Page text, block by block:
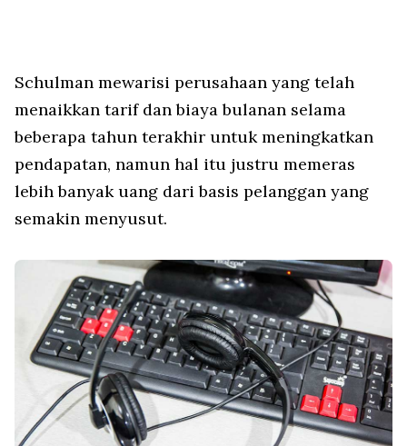
Schulman mewarisi perusahaan yang telah
menaikkan tarif dan biaya bulanan selama
beberapa tahun terakhir untuk meningkatkan
pendapatan, namun hal itu justru memeras
lebih banyak uang dari basis pelanggan yang
semakin menyusut.